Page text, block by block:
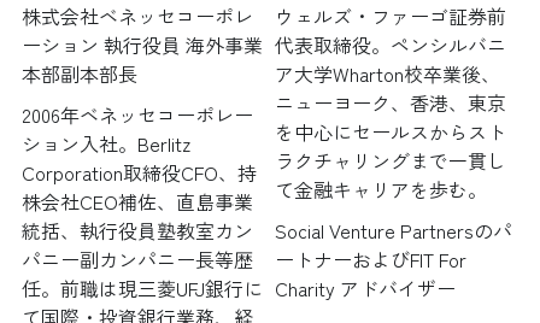
株式会社ベネッセコーポレ
ーション 執行役員 海外事業
本部副本部長
2006年ベネッセコーポレー
ション入社。Berlitz
Corporation取締役CFO、持
株会社CEO補佐、直島事業
統括、執行役員塾教室カン
パニー副カンパニー長等歴
任。前職は現三菱UFJ銀行に
て国際・投資銀行業務、経
ウェルズ・ファーゴ証券前
代表取締役。ペンシルバニ
ア大学Wharton校卒業後、
ニューヨーク、香港、東京
を中心にセールスからスト
ラクチャリングまで一貫し
て金融キャリアを歩む。
Social Venture Partnersのパ
ートナーおよびFIT For
Charity アドバイザー